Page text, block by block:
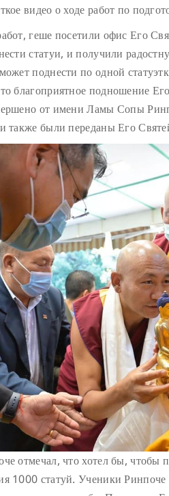
видео о ходе работ по
геше посетили офис Его
статуи, и получили
поднести по одной
благоприятное подношение
от имени Ламы Сопы
также были переданы Его
отмечал, что хотел бы, чтобы
1000 статуй. Ученики